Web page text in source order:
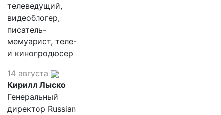
телеведущий,
видеоблогер,
писатель-
мемуарист, теле-
и кинопродюсер
14 августа
Кирилл Лыско
Генеральный
директор Russian